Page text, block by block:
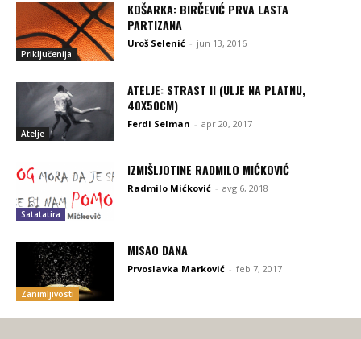
Priključenija
KOŠARKA: BIRČEVIĆ PRVA LASTA
PARTIZANA
Uroš Selenić - jun 13, 2016
Atelje
ATELJE: STRAST II (ULJE NA PLATNU,
40X50CM)
Ferdi Selman - apr 20, 2017
Satatatira
IZMIŠLJOTINE RADMILO MIĆKOVIĆ
Radmilo Mićković - avg 6, 2018
Zanimljivosti
MISAO DANA
Prvoslavka Marković - feb 7, 2017